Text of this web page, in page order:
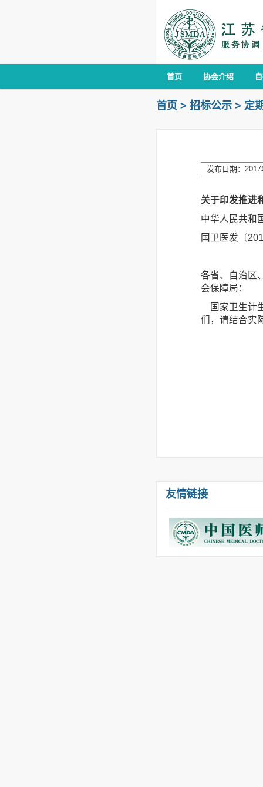
首页 协会介绍
首页 > 招标公示 > 定
发布日期：
关于印发推进
中华人民共和
国卫医发〔
各省、自治区
会保障局：
国家卫生计
们，请结合实
友情链接